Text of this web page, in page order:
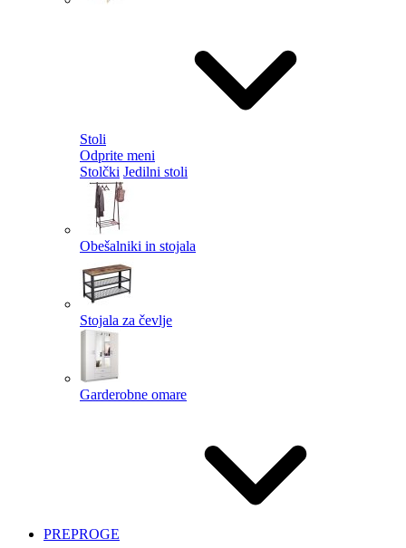
Stoli
Odprite meni
Stolčki Jedilni stoli
Obešalniki in stojala
Stojala za čevlje
Garderobne omare
PREPROGE